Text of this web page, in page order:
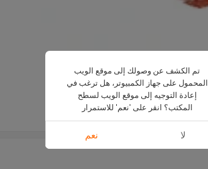
US $2099-2299
تم الكشف عن وصولك إلى موقع الويب
المحمول على جهاز الكمبيوتر، هل ترغب في
إعادة التوجيه إلى موقع الويب لسطح
المكتب؟ انقر على 'نعم' للاستمرار
لا نعم